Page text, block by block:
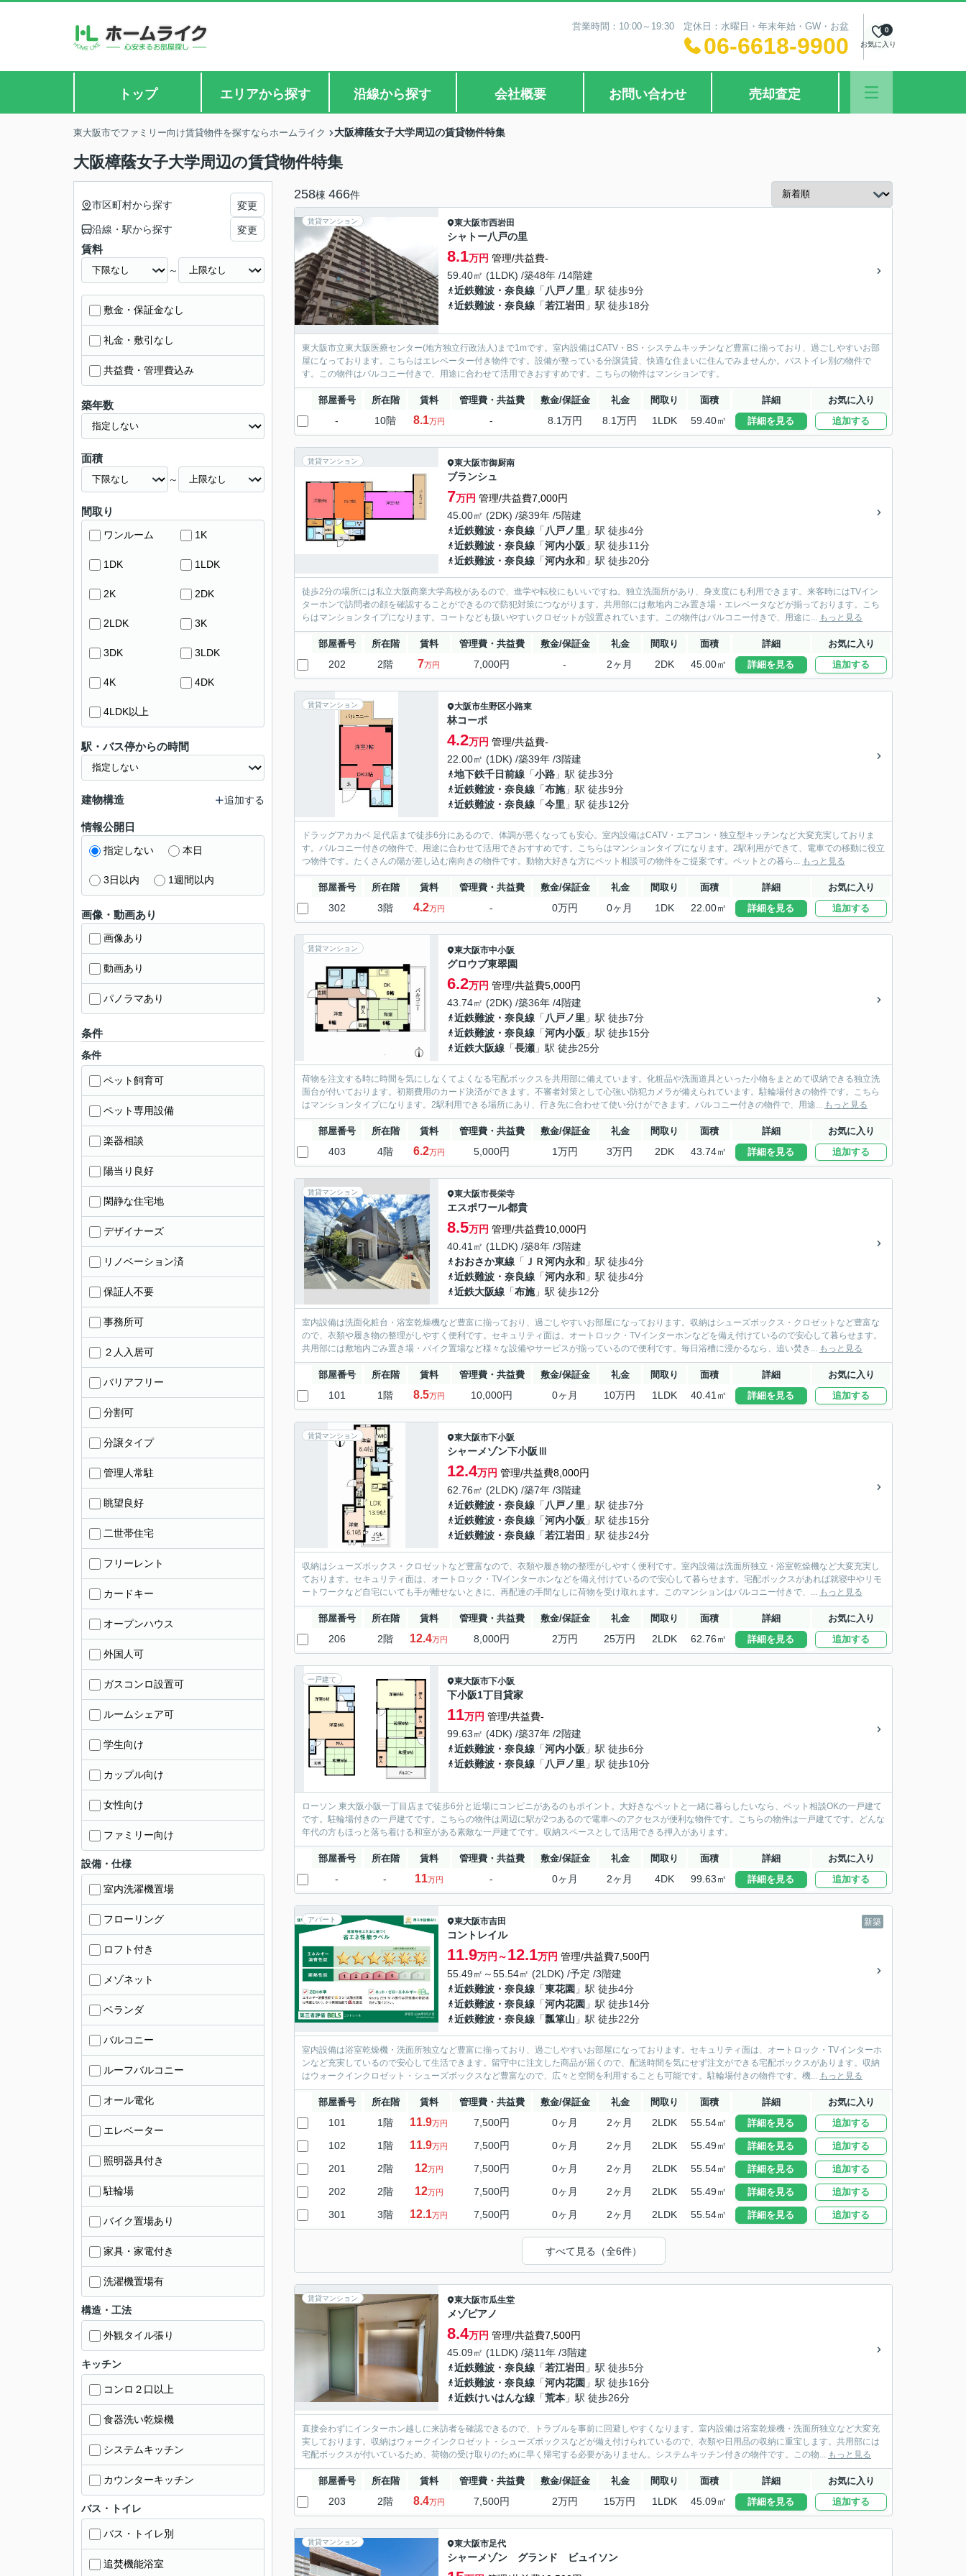
営業時間：10:00～19:30 定休日：水曜日・年末年始・GW・お盆
06-6618-9900 お気に入り
0
トップ エリアから探す 沿線から探す 会社概要 お問い合わせ 売却査定
東大阪市でファミリー向け賃貸物件を探すならホームライク 大阪樟蔭女子大学周辺の賃貸物件特集
大阪樟蔭女子大学周辺の賃貸物件特集
258棟 466件
賃貸マンション 東大阪市西岩田
シャトー八戸の里
8.1万円 管理/共益費-
59.40㎡ (1LDK) /築48年 /14階建
近鉄難波・奈良線 「 八戸ノ里 」駅 徒歩9分
近鉄難波・奈良線 「若江岩田 」駅 徒歩18分
東大阪市立東大阪医療センター(地方独立行政法人)まで1mです。室内設備はCATV・BS・システムキッチンなど豊富に揃っており、過ごしやすいお部
屋になっております。こちらはエレベーター付き物件です。設備が整っている分譲賃貸、快適な住まいに住んでみませんか。バストイレ別の物件で
す。この物件はバルコニー付きで、用途に合わせて活用できおすすめです。こちらの物件はマンションです。
部屋番号 所在階 賃料 管理費・共益費 敷金/保証金 礼金 間取り 面積 詳細 お気に入り
- 10階 8.1万円 - 8.1万円 8.1万円 1LDK 59.40㎡ 詳細を見る 追加する
賃貸マンション 東大阪市御厨南
ブランシュ
7万円 管理/共益費7,000円
45.00㎡ (2DK) /築39年 /5階建
近鉄難波・奈良線 「 八戸ノ里 」駅 徒歩4分
近鉄難波・奈良線 「河内小阪 」駅 徒歩11分
近鉄難波・奈良線 「河内永和 」駅 徒歩20分
徒歩2分の場所には私立大阪商業大学高校があるので、進学や転校にもいいですね。独立洗面所があり、身支度にも利用できます。来客時にはTVイン
ターホンで訪問者の顔を確認することができるので防犯対策につながります。共用部には敷地内ごみ置き場・エレベータなどが揃っております。こち
らはマンションタイプになります。コートなども扱いやすいクロゼットが設置されています。この物件はバルコニー付きで、用途に... もっと見る
部屋番号 所在階 賃料 管理費・共益費 敷金/保証金 礼金 間取り 面積 詳細 お気に入り
202 2階 7万円 7,000円 - 2ヶ月 2DK 45.00㎡ 詳細を見る 追加する
賃貸マンション 大阪市生野区小路東
林コーポ
4.2万円 管理/共益費-
22.00㎡ (1DK) /築39年 /3階建
地下鉄千日前線 「小路 」駅 徒歩3分
近鉄難波・奈良線 「布施」駅 徒歩9分
近鉄難波・奈良線 「今里 」駅 徒歩12分
ドラッグアカカベ 足代店まで徒歩6分にあるので、体調が悪くなっても安心。室内設備はCATV・エアコン・独立型キッチンなど大変充実しておりま
す。バルコニー付きの物件で、用途に合わせて活用できおすすめです。こちらはマンションタイプになります。2駅利用ができて、電車での移動に役立
つ物件です。たくさんの陽が差し込む南向きの物件です。動物大好きな方にペット相談可の物件をご提案です。ペットとの暮ら... もっと見る
部屋番号 所在階 賃料 管理費・共益費 敷金/保証金 礼金 間取り 面積 詳細 お気に入り
302 3階 4.2万円 - 0万円 0ヶ月 1DK 22.00㎡ 詳細を見る 追加する
賃貸マンション 東大阪市中小阪
グロウブ東翠園
6.2万円 管理/共益費5,000円
43.74㎡ (2DK) /築36年 /4階建
近鉄難波・奈良線 「 八戸ノ里 」駅 徒歩7分
近鉄難波・奈良線 「河内小阪 」駅 徒歩15分
近鉄大阪線 「長瀬 」駅 徒歩25分
荷物を注文する時に時間を気にしなくてよくなる宅配ボックスを共用部に備えています。化粧品や洗面道具といった小物をまとめて収納できる独立洗
面台が付いております。初期費用のカード決済ができます。不審者対策として心強い防犯カメラが備えられています。駐輪場付きの物件です。こちら
はマンションタイプになります。2駅利用できる場所にあり、行き先に合わせて使い分けができます。バルコニー付きの物件で、用途... もっと見る
部屋番号 所在階 賃料 管理費・共益費 敷金/保証金 礼金 間取り 面積 詳細 お気に入り
403 4階 6.2万円 5,000円 1万円 3万円 2DK 43.74㎡ 詳細を見る 追加する
賃貸マンション 東大阪市長栄寺
エスポワール都貴
8.5万円 管理/共益費10,000円
40.41㎡ (1LDK) /築8年 /3階建
おおさか東線 「 ＪＲ河内永和 」駅 徒歩4分
近鉄難波・奈良線 「河内永和 」駅 徒歩4分
近鉄大阪線 「布施」駅 徒歩12分
室内設備は洗面化粧台・浴室乾燥機など豊富に揃っており、過ごしやすいお部屋になっております。収納はシューズボックス・クロゼットなど豊富な
ので、衣類や履き物の整理がしやすく便利です。セキュリティ面は、オートロック・TVインターホンなどを備え付けているので安心して暮らせます。
共用部には敷地内ごみ置き場・バイク置場など様々な設備やサービスが揃っているので便利です。毎日浴槽に浸かるなら、追い焚き... もっと見る
部屋番号 所在階 賃料 管理費・共益費 敷金/保証金 礼金 間取り 面積 詳細 お気に入り
101 1階 8.5万円 10,000円 0ヶ月 10万円 1LDK 40.41㎡ 詳細を見る 追加する
賃貸マンション 東大阪市下小阪
シャーメゾン下小阪Ⅲ
12.4万円 管理/共益費8,000円
62.76㎡ (2LDK) /築7年 /3階建
近鉄難波・奈良線 「 八戸ノ里 」駅 徒歩7分
近鉄難波・奈良線 「河内小阪 」駅 徒歩15分
近鉄難波・奈良線 「若江岩田 」駅 徒歩24分
収納はシューズボックス・クロゼットなど豊富なので、衣類や履き物の整理がしやすく便利です。室内設備は洗面所独立・浴室乾燥機など大変充実し
ております。セキュリティ面は、オートロック・TVインターホンなどを備え付けているので安心して暮らせます。宅配ボックスがあれば就寝中やリモ
ートワークなど自宅にいても手が離せないときに、再配達の手間なしに荷物を受け取れます。このマンションはバルコニー付きで、... もっと見る
部屋番号 所在階 賃料 管理費・共益費 敷金/保証金 礼金 間取り 面積 詳細 お気に入り
206 2階 12.4万円 8,000円 2万円 25万円 2LDK 62.76㎡ 詳細を見る 追加する
一戸建て 東大阪市下小阪
下小阪1丁目貸家
11万円 管理/共益費-
99.63㎡ (4DK) /築37年 /2階建
近鉄難波・奈良線 「河内小阪 」駅 徒歩6分
近鉄難波・奈良線 「 八戸ノ里 」駅 徒歩10分
ローソン 東大阪小阪一丁目店まで徒歩6分と近場にコンビニがあるのもポイント。大好きなペットと一緒に暮らしたいなら、ペット相談OKの一戸建て
です。駐輪場付きの一戸建てです。こちらの物件は周辺に駅が2つあるので電車へのアクセスが便利な物件です。こちらの物件は一戸建てです。どんな
年代の方もほっと落ち着ける和室がある素敵な一戸建てです。収納スペースとして活用できる押入があります。
部屋番号 所在階 賃料 管理費・共益費 敷金/保証金 礼金 間取り 面積 詳細 お気に入り
- - 11万円 - 0ヶ月 2ヶ月 4DK 99.63㎡ 詳細を見る 追加する
アパート 新築
東大阪市吉田
コントレイル
11.9万円～12.1万円 管理/共益費7,500円
55.49㎡～55.54㎡ (2LDK) /予定 /3階建
近鉄難波・奈良線 「東花園 」駅 徒歩4分
近鉄難波・奈良線 「河内花園 」駅 徒歩14分
近鉄難波・奈良線 「瓢箪山 」駅 徒歩22分
室内設備は浴室乾燥機・洗面所独立など豊富に揃っており、過ごしやすいお部屋になっております。セキュリティ面は、オートロック・TVインターホ
ンなど充実しているので安心して生活できます。留守中に注文した商品が届くので、配送時間を気にせず注文ができる宅配ボックスがあります。収納
はウォークインクロゼット・シューズボックスなど豊富なので、広々と空間を利用することも可能です。駐輪場付きの物件です。機... もっと見る
部屋番号 所在階 賃料 管理費・共益費 敷金/保証金 礼金 間取り 面積 詳細 お気に入り
101 1階 11.9万円 7,500円 0ヶ月 2ヶ月 2LDK 55.54㎡ 詳細を見る 追加する
102 1階 11.9万円 7,500円 0ヶ月 2ヶ月 2LDK 55.49㎡ 詳細を見る 追加する
201 2階 12万円 7,500円 0ヶ月 2ヶ月 2LDK 55.54㎡ 詳細を見る 追加する
202 2階 12万円 7,500円 0ヶ月 2ヶ月 2LDK 55.49㎡ 詳細を見る 追加する
301 3階 12.1万円 7,500円 0ヶ月 2ヶ月 2LDK 55.54㎡ 詳細を見る 追加する
すべて見る（全6件）
賃貸マンション 東大阪市瓜生堂
メゾピアノ
8.4万円 管理/共益費7,500円
45.09㎡ (1LDK) /築11年 /3階建
近鉄難波・奈良線 「若江岩田 」駅 徒歩5分
近鉄難波・奈良線 「河内花園 」駅 徒歩16分
近鉄けいはんな線 「荒本 」駅 徒歩26分
直接会わずにインターホン越しに来訪者を確認できるので、トラブルを事前に回避しやすくなります。室内設備は浴室乾燥機・洗面所独立など大変充
実しております。収納はウォークインクロゼット・シューズボックスなどが備え付けられているので、衣類や日用品の収納に重宝します。共用部には
宅配ボックスが付いているため、荷物の受け取りのために早く帰宅する必要がありません。システムキッチン付きの物件です。この物... もっと見る
部屋番号 所在階 賃料 管理費・共益費 敷金/保証金 礼金 間取り 面積 詳細 お気に入り
203 2階 8.4万円 7,500円 2万円 15万円 1LDK 45.09㎡ 詳細を見る 追加する
賃貸マンション 東大阪市足代
シャーメゾン グランド ビュイソン
市区町村から探す 変更
沿線・駅から探す 変更
賃料
～
敷金・保証金なし
礼金・敷引なし
共益費・管理費込み
築年数
面積
～
間取り
ワンルーム 1K
1DK 1LDK
2K 2DK
2LDK 3K
3DK 3LDK
4K 4DK
4LDK以上
駅・バス停からの時間
建物構造 追加する
情報公開日
指定しない 本日
3日以内 1週間以内
画像・動画あり
画像あり
動画あり
パノラマあり
条件
条件
ペット飼育可
ペット専用設備
楽器相談
陽当り良好
閑静な住宅地
デザイナーズ
リノベーション済
保証人不要
事務所可
２人入居可
バリアフリー
分割可
分譲タイプ
管理人常駐
眺望良好
二世帯住宅
フリーレント
カードキー
オープンハウス
外国人可
ガスコンロ設置可
ルームシェア可
学生向け
カップル向け
女性向け
ファミリー向け
設備・仕様
室内洗濯機置場
フローリング
ロフト付き
メゾネット
ベランダ
バルコニー
ルーフバルコニー
オール電化
エレベーター
照明器具付き
駐輪場
バイク置場あり
家具・家電付き
洗濯機置場有
構造・工法
外観タイル張り
キッチン
コンロ２口以上
食器洗い乾燥機
システムキッチン
カウンターキッチン
バス・トイレ
バス・トイレ別
追焚機能浴室